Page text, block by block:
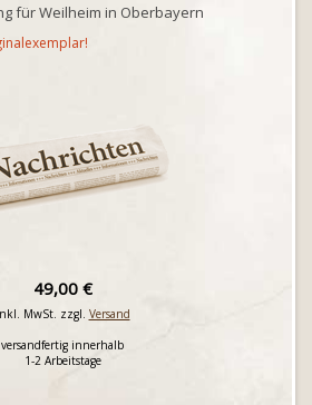
für Weilheim in Oberbayern
49,00 €
MwSt. zzgl. Versand
versandfertig innerhalb
1-2 Arbeitstage